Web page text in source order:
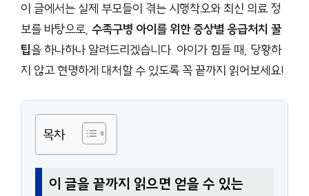
이 글에서는 실제 부모들이 겪는 시행착오와 최신 의료 정
보를 바탕으로, 수족구병 아이를 위한 증상별 응급처치 꿀
팁을 하나하나 알려드리겠습니다. 아이가 힘들 때, 당황하
지 않고 현명하게 대처할 수 있도록 꼭 끝까지 읽어보세요!
목차
이 글을 끝까지 읽으면 얻을 수 있는